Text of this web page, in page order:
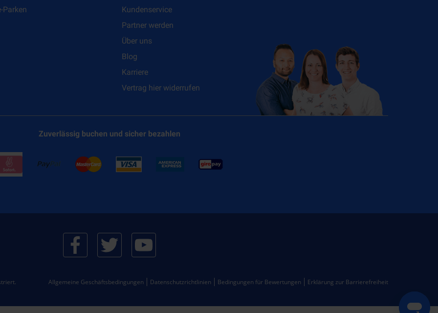
Parken
Kundenservice
Partner werden
Über uns
Blog
Karriere
Vertrag hier widerrufen
Zuverlässig buchen und sicher bezahlen
Allgemeine Geschäftsbedingungen Datenschutzrichtlinien Bedingungen für Bewertungen Erklärung zur Barrierefreiheit